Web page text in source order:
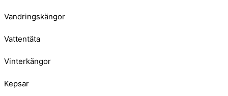
Vandringskängor
Vattentäta
Vinterkängor
Kepsar